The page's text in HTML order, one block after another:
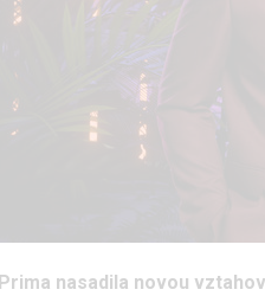
Prima nasadila novou